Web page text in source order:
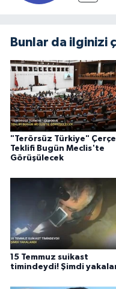
Bunlar da ilginizi
"Terörsüz Türkiye"
Teklifi Bugün Meclis'te
Görüşülecek
15 Temmuz suikast
timindeydi! Şimdi